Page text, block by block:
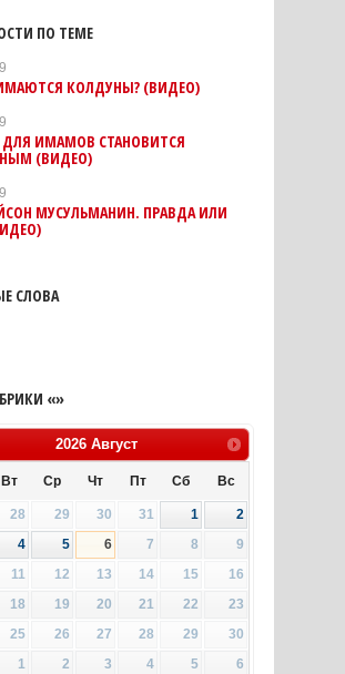
ПО ТЕМЕ
КОЛДУНЫ? (ВИДЕО)
ДЛЯ ИМАМОВ СТАНОВИТСЯ
(ВИДЕО)
МУСУЛЬМАНИН. ПРАВДА ИЛИ
СЛОВА
«»
2026 Август
Вт Ср Чт Пт Сб Вс
28 29 30 31 1
2
4 5 6 7 8
9
11 12 13 14 15
16
18 19 20 21 22
23
25 26 27 28 29
30
1 2 3 4 5 6